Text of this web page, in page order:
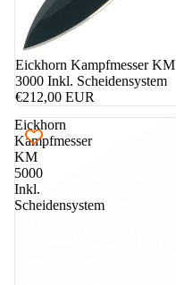
Eickhorn Kampfmesser KM
3000 Inkl. Scheidensystem
€212,00 EUR
Eickhorn
Kampfmesser
KM
5000
Inkl.
Scheidensystem